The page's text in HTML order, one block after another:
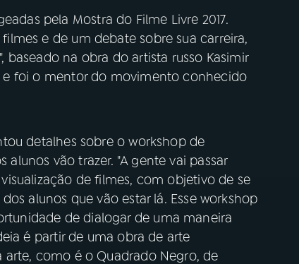
pela Mostra do Filme Livre 2017.
e de um debate sobre sua carreira,
baseado na obra do artista russo Kasimir
e foi o mentor do movimento conhecido
detalhes sobre o workshop de
vão trazer. "A gente vai passar
de filmes, com objetivo de se
alunos que vão estar lá. Esse workshop
de dialogar de uma maneira
é partir de uma obra de arte
como é o Quadrado Negro, de